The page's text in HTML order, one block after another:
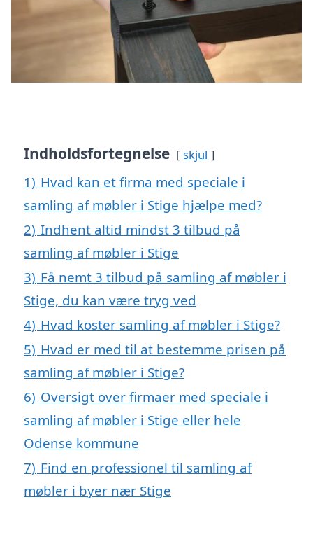
Indholdsfortegnelse skjul
1) Hvad kan et firma med speciale i
samling af møbler i Stige hjælpe med?
2) Indhent altid mindst 3 tilbud på
samling af møbler i Stige
3) Få nemt 3 tilbud på samling af møbler i
Stige, du kan være tryg ved
4) Hvad koster samling af møbler i Stige?
5) Hvad er med til at bestemme prisen på
samling af møbler i Stige?
6) Oversigt over firmaer med speciale i
samling af møbler i Stige eller hele
Odense kommune
7) Find en professionel til samling af
møbler i byer nær Stige